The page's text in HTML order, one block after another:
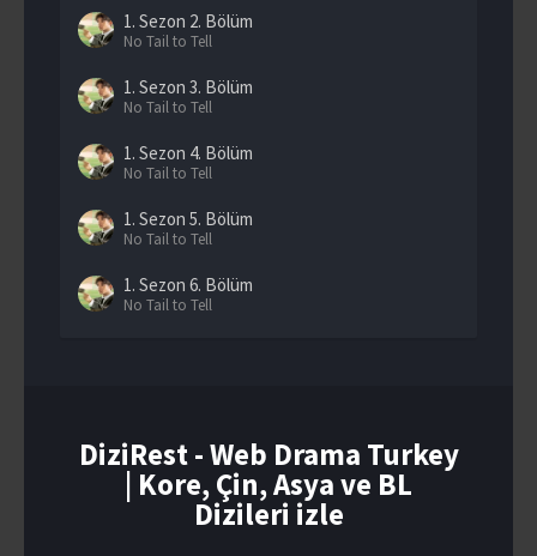
1. Sezon 2. Bölüm
No Tail to Tell
1. Sezon 3. Bölüm
No Tail to Tell
1. Sezon 4. Bölüm
No Tail to Tell
1. Sezon 5. Bölüm
No Tail to Tell
1. Sezon 6. Bölüm
No Tail to Tell
1. Sezon9. Bölüm
No Tail to Tell
DiziRest - Web Drama Turkey
| Kore, Çin, Asya ve BL
Dizileri izle